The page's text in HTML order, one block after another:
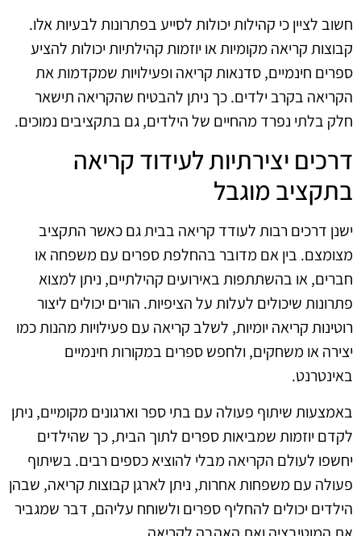
חשוב לציין כי קהילות יכולות לסייע בפתרונות לבעיות אלו.
קבוצות קריאה מקומיות או יוזמות קהילתיות יכולות להציע
ספרים חינמיים, סדנאות קריאה ופעילויות שמקדמות את
הקריאה בקרב ילדים. כך ניתן להבטיח שהקריאה תישאר
חלק בלתי נפרד מהחיים של הילדים, גם בתקציבים נמוכים.
דרכים יצירתיות לעידוד קריאה
בתקציב מוגבל
ישנן דרכים רבות לעודד קריאה בבית גם כאשר התקציב
מצומצם. בין אם מדובר בהחלפת ספרים עם משפחה או
חברים, או בהשתתפות באירועים קהילתיים, ניתן למצוא
פתרונות שיכולים לעלות על הציפיות. הורים יכולים ליצור
רוטינות קריאה יומיות, לשלב קריאה עם פעילויות מהנות כמו
יצירה או משחקים, ולחפש ספרים במקורות חינמיים
באינטרנט.
באמצעות שיתוף פעולה עם בתי ספר וארגונים מקומיים, ניתן
לקדם יוזמות שמביאות ספרים לתוך הבית, כך שהילדים
יחשפו לעולם הקריאה מבלי להוציא כספים רבים. בשיתוף
פעולה עם משפחות אחרות, ניתן לארגן קבוצות קריאה, שבהן
הילדים יכולים להחליף ספרים ולשוחח עליהם, דבר שמגביר